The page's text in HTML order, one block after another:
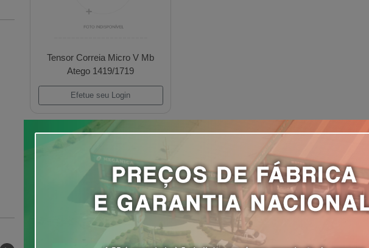
Tensor Correia Micro V Mb
Efetue seu Login